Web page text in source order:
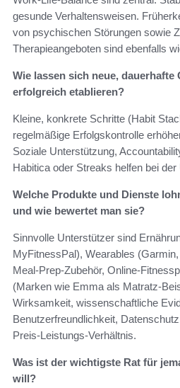
gesunde Verhaltensweisen.
von psychischen Störungen sowie
Therapieangeboten sind ebenfalls
Wie lassen sich neue, dauerhafte
erfolgreich etablieren?
Kleine, konkrete Schritte (Habit
regelmäßige Erfolgskontrolle
Soziale Unterstützung,
Habitica oder Streaks helfen bei
Welche Produkte und Dienste
und wie bewertet man sie?
Sinnvolle Unterstützer sind
MyFitnessPal), Wearables (Garmin,
Meal‑Prep‑Zubehör,
(Marken wie Emma als Matratz-
Wirksamkeit, wissenschaftliche
Benutzerfreundlichkeit,
Preis‑Leistungs‑Verhältnis.
Was ist der wichtigste Rat für
will?